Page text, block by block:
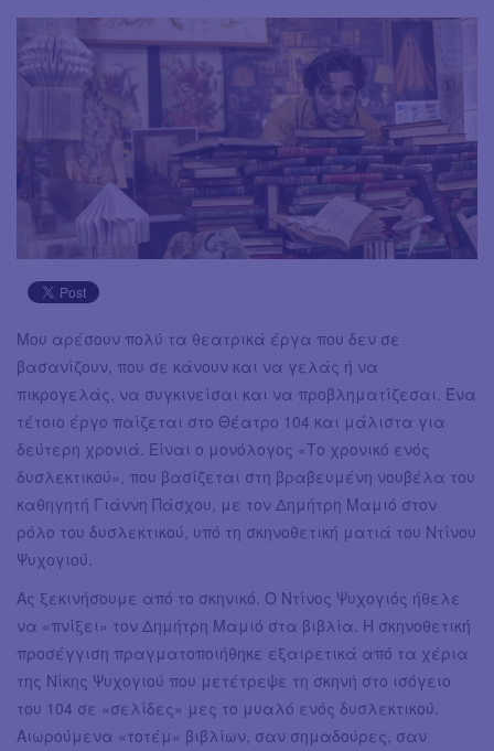
Μου αρέσουν πολύ τα θεατρικά έργα που δεν σε
βασανίζουν, που σε κάνουν και να γελάς ή να
πικρογελάς, να συγκινείσαι και να προβληματίζεσαι. Ένα
τέτοιο έργο παίζεται στο Θέατρο 104 και μάλιστα για
δεύτερη χρονιά. Είναι ο μονόλογος «Το χρονικό ενός
δυσλεκτικού», που βασίζεται στη βραβευμένη νουβέλα του
καθηγητή Γιάννη Πάσχου, με τον Δημήτρη Μαμιό στον
ρόλο του δυσλεκτικού, υπό τη σκηνοθετική ματιά του Ντίνου
Ψυχογιού.
Ας ξεκινήσουμε από το σκηνικό. Ο Ντίνος Ψυχογιός ήθελε
να «πνίξει» τον Δημήτρη Μαμιό στα βιβλία. Η σκηνοθετική
προσέγγιση πραγματοποιήθηκε εξαιρετικά από τα χέρια
της Νίκης Ψυχογιού που μετέτρεψε τη σκηνή στο ισόγειο
του 104 σε «σελίδες» μες το μυαλό ενός δυσλεκτικού.
Αιωρούμενα «τοτέμ» βιβλίων, σαν σημαδούρες, σαν